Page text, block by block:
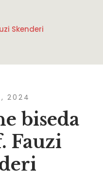
Skenderi
2024
biseda
Fauzi